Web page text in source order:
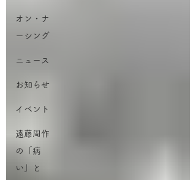
オン・ナ
ーシング
ニュース
お知らせ
イベント
遠藤周作
の「病
い」と